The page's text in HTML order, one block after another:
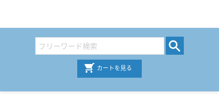
カートを見る